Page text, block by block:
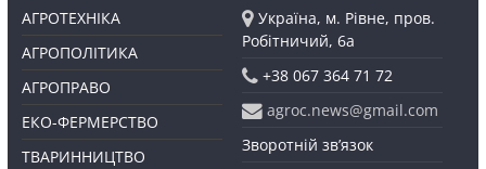
АГРОТЕХНІКА
АГРОПОЛІТИКА
АГРОПРАВО
ЕКО-ФЕРМЕРСТВО
ТВАРИННИЦТВО
Україна, м. Рівне, пров.
Робітничий, 6а
+38 067 364 71 72
agroc.news@gmail.com
Зворотній зв’язок